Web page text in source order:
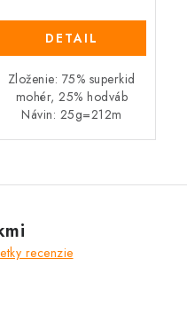
DETAIL
Zloženie: 75% superkid
mohér, 25% hodváb
Návin: 25g=212m
recenzie